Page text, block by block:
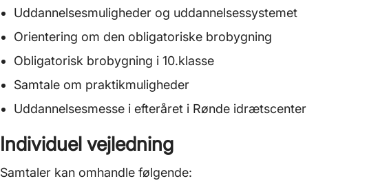
Uddannelsesmuligheder og uddannelsessystemet
Orientering om den obligatoriske brobygning
Obligatorisk brobygning i 10.klasse
Samtale om praktikmuligheder
Uddannelsesmesse i efteråret i Rønde idrætscenter
Individuel vejledning
Samtaler kan omhandle følgende: